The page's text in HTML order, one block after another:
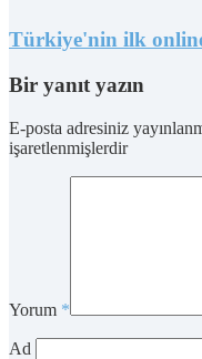
Türkiye'nin ilk
Bir yanıt yazın
E-posta adresiniz
işaretlenmişlerdir
Yorum *
Ad